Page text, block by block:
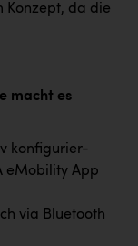
Konzept, da die
macht es
konfigurier-
eMobility App
via Bluetooth